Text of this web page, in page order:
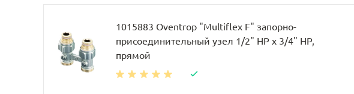
1015883 Oventrop "Multiflex F" запорно-
присоединительный узел 1/2" НР x 3/4" НР,
прямой